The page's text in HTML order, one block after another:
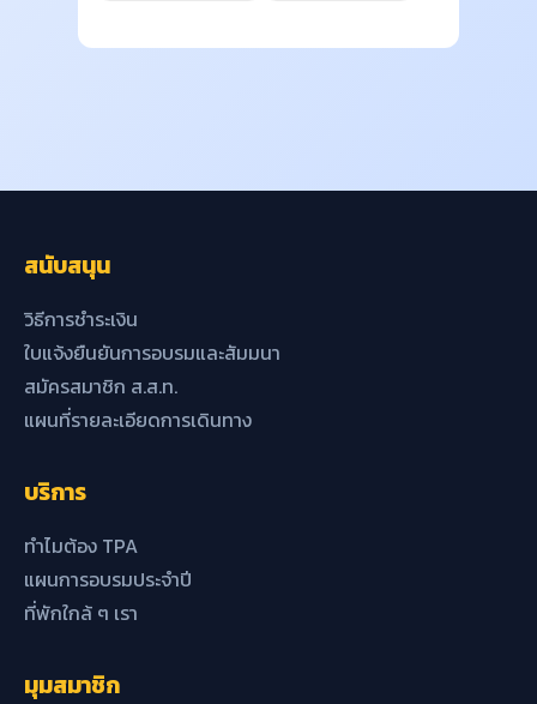
สนับสนุน
วิธีการชำระเงิน
ใบแจ้งยืนยันการอบรมและสัมมนา
สมัครสมาชิก ส.ส.ท.
แผนที่รายละเอียดการเดินทาง
บริการ
ทำไมต้อง TPA
แผนการอบรมประจำปี
ที่พักใกล้ ๆ เรา
มุมสมาชิก